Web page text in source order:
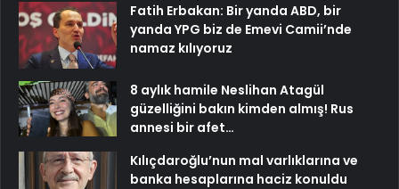
Fatih Erbakan: Bir yanda ABD, bir
yanda YPG biz de Emevi Camii’nde
namaz kılıyoruz
8 aylık hamile Neslihan Atagül
güzelliğini bakın kimden almış! Rus
annesi bir afet…
Kılıçdaroğlu’nun mal varlıklarına ve
banka hesaplarına haciz konuldu